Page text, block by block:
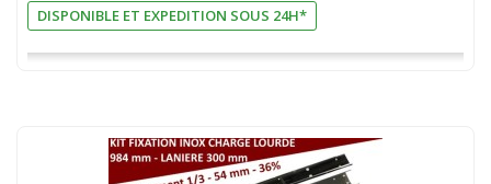
DISPONIBLE ET EXPEDITION SOUS 24H*